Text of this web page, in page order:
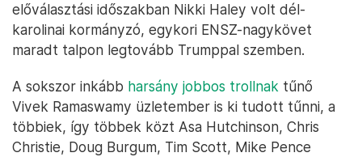
előválasztási időszakban Nikki Haley volt dél-
karolinai kormányzó, egykori ENSZ-nagykövet
maradt talpon legtovább Trumppal szemben.
A sokszor inkább harsány jobbos trollnak tűnő
Vivek Ramaswamy üzletember is ki tudott tűnni, a
többiek, így többek közt Asa Hutchinson, Chris
Christie, Doug Burgum, Tim Scott, Mike Pence